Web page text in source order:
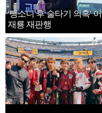
‘뺑소니 후 술타기 의혹’ 이
재룡 재판행